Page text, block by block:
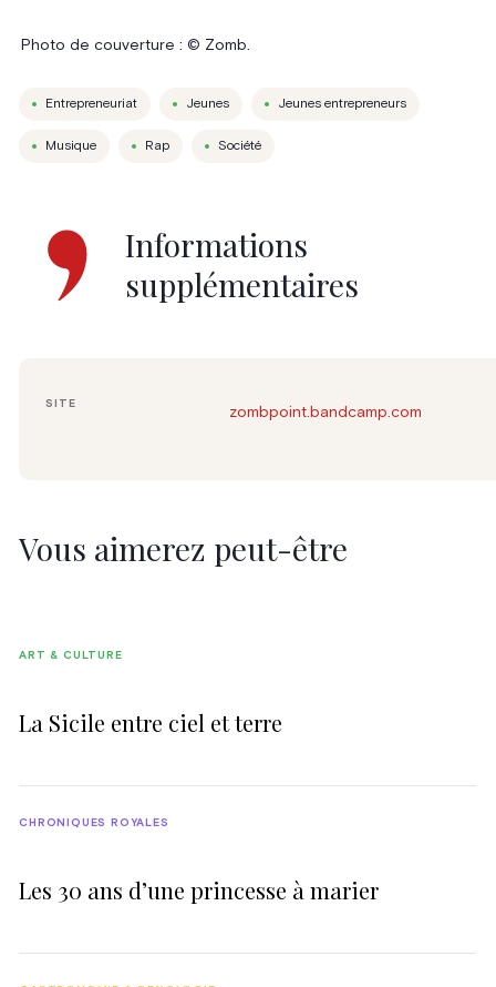
Photo de couverture : © Zomb.
Entrepreneuriat Jeunes Jeunes entrepreneurs
Musique Rap Société
Vous aimerez peut-être
La Sicile entre ciel et terre
ART & CULTURE
Les 30 ans d’une princesse à marier
CHRONIQUES ROYALES
Informations
supplémentaires
SITE
zombpoint.bandcamp.com